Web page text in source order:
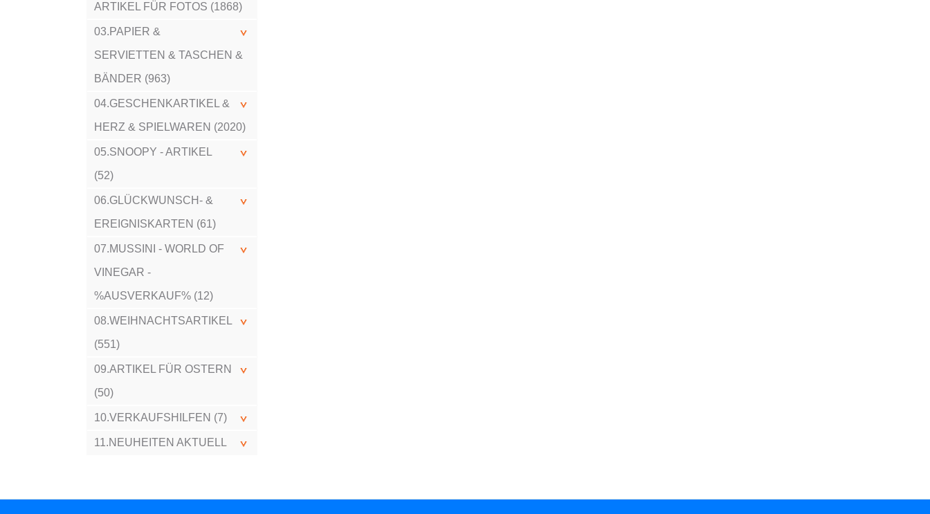
ARTIKEL FÜR FOTOS (1868)
03.PAPIER &
SERVIETTEN & TASCHEN &
BÄNDER (963)
04.GESCHENKARTIKEL &
HERZ & SPIELWAREN (2020)
05.SNOOPY - ARTIKEL
(52)
06.GLÜCKWUNSCH- &
EREIGNISKARTEN (61)
07.MUSSINI - WORLD OF
VINEGAR -
%AUSVERKAUF% (12)
08.WEIHNACHTSARTIKEL
(551)
09.ARTIKEL FÜR OSTERN
(50)
10.VERKAUFSHILFEN (7)
11.NEUHEITEN AKTUELL